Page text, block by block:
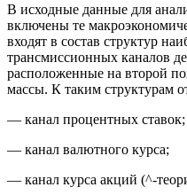
В исходные данные для
включены те
входят в состав структур
трансмиссионных каналов
расположенные на второй
массы. К таким структурам
— канал процентных ставок;
— канал валютного курса;
— канал курса акций (^-